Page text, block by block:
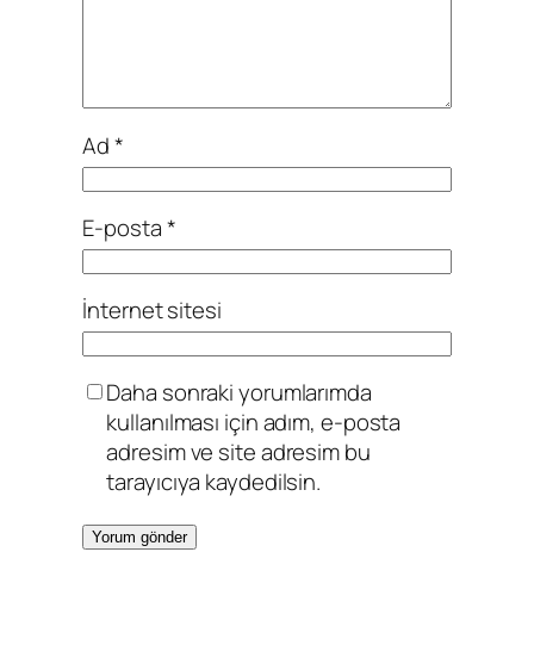
Ad*
E-posta*
İnternet sitesi
Daha sonraki yorumlarımda
kullanılması için adım, e-posta
adresim ve site adresim bu
tarayıcıya kaydedilsin.